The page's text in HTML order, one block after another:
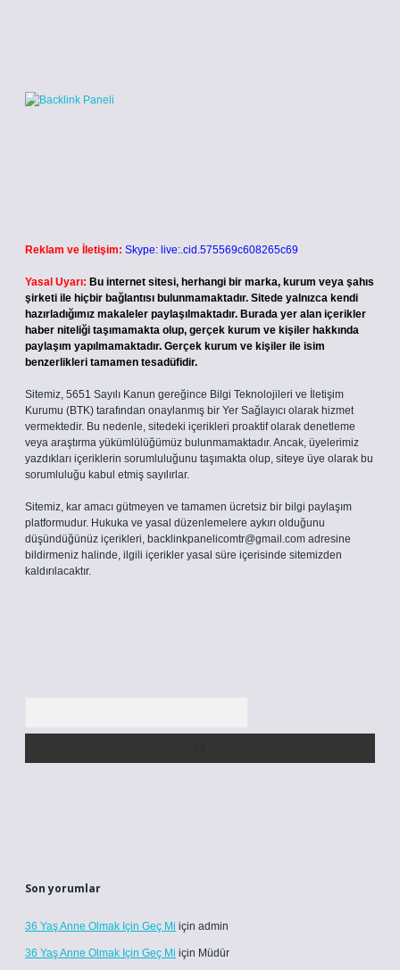
Reklam ve İletişim: Skype: live:.cid.575569c608265c69
Yasal Uyarı: Bu internet sitesi, herhangi bir marka, kurum veya şahıs
şirketi ile hiçbir bağlantısı bulunmamaktadır. Sitede yalnızca kendi
hazırladığımız makaleler paylaşılmaktadır. Burada yer alan içerikler
haber niteliği taşımamakta olup, gerçek kurum ve kişiler hakkında
paylaşım yapılmamaktadır. Gerçek kurum ve kişiler ile isim
benzerlikleri tamamen tesadüfidir.
Sitemiz, 5651 Sayılı Kanun gereğince Bilgi Teknolojileri ve İletişim
Kurumu (BTK) tarafından onaylanmış bir Yer Sağlayıcı olarak hizmet
vermektedir. Bu nedenle, sitedeki içerikleri proaktif olarak denetleme
veya araştırma yükümlülüğümüz bulunmamaktadır. Ancak, üyelerimiz
yazdıkları içeriklerin sorumluluğunu taşımakta olup, siteye üye olarak bu
sorumluluğu kabul etmiş sayılırlar.
Sitemiz, kar amacı gütmeyen ve tamamen ücretsiz bir bilgi paylaşım
platformudur. Hukuka ve yasal düzenlemelere aykırı olduğunu
düşündüğünüz içerikleri, backlinkpanelicomtr@gmail.com adresine
bildirmeniz halinde, ilgili içerikler yasal süre içerisinde sitemizden
kaldırılacaktır.
Son yorumlar
36 Yaş Anne Olmak Için Geç Mi için admin
36 Yaş Anne Olmak Için Geç Mi için Müdür